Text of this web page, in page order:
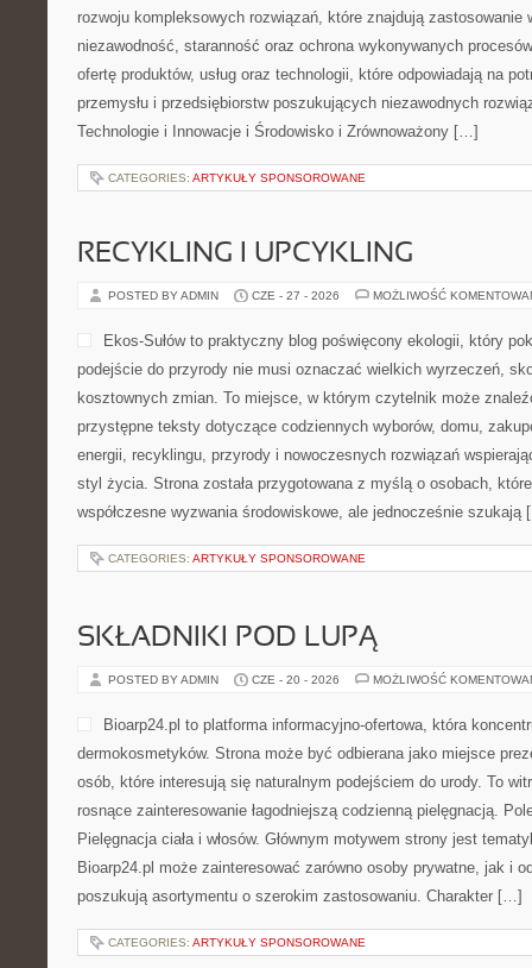
rozwoju kompleksowych rozwiązań, które znajdują
niezawodność, staranność oraz ochrona wykonywanych
ofertę produktów, usług oraz technologii, które odpowiadają na
przemysłu i przedsiębiorstw poszukujących niezawodnych
Technologie i Innowacje i Środowisko i Zrównoważony […]
CATEGORIES: ARTYKUŁY SPONSOROWANE
RECYKLING I UPCYKLING
POSTED BY ADMIN CZE - 27 - 2026 MOŻLIWOŚĆ
Ekos-Sułów to praktyczny blog poświęcony ekologii, który
podejście do przyrody nie musi oznaczać wielkich wyrzeczeń,
kosztownych zmian. To miejsce, w którym czytelnik może
przystępne teksty dotyczące codziennych wyborów, domu,
energii, recyklingu, przyrody i nowoczesnych rozwiązań
styl życia. Strona została przygotowana z myślą o osobach,
współczesne wyzwania środowiskowe, ale jednocześnie
CATEGORIES: ARTYKUŁY SPONSOROWANE
SKŁADNIKI POD LUPĄ
POSTED BY ADMIN CZE - 20 - 2026 MOŻLIWOŚĆ
Bioarp24.pl to platforma informacyjno-ofertowa, która
dermokosmetyków. Strona może być odbierana jako miejsce
osób, które interesują się naturalnym podejściem do urody. To
rosnące zainteresowanie łagodniejszą codzienną pielęgnacją.
Pielęgnacja ciała i włosów. Głównym motywem strony jest
Bioarp24.pl może zainteresować zarówno osoby prywatne, jak i
poszukują asortymentu o szerokim zastosowaniu. Charakter […]
CATEGORIES: ARTYKUŁY SPONSOROWANE